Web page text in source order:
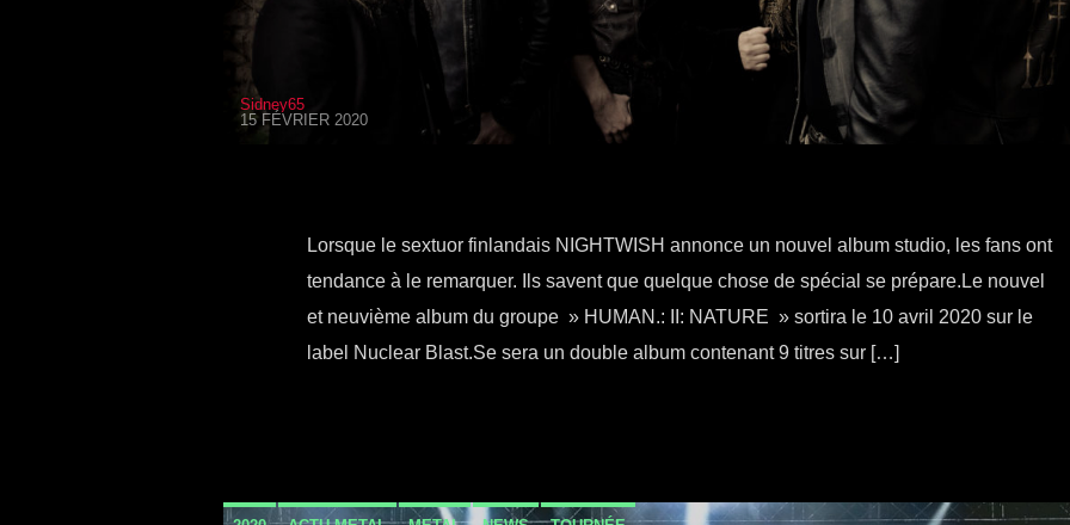
Sidney65
15 FÉVRIER 2020
Lorsque le sextuor finlandais NIGHTWISH annonce un nouvel album studio, les fans ont
tendance à le remarquer. Ils savent que quelque chose de spécial se prépare.Le nouvel
et neuvième album du groupe » HUMAN.: II: NATURE » sortira le 10 avril 2020 sur le
label Nuclear Blast.Se sera un double album contenant 9 titres sur […]